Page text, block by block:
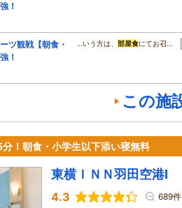
！
ツ観戦【朝食・
！
…いう方は、 部屋食にてお召…
この施
！朝食・小学生以下添い寝無料
東横ＩＮＮ羽田空港Ⅰ
4.3 689件